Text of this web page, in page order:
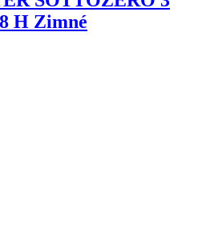
H Zimné